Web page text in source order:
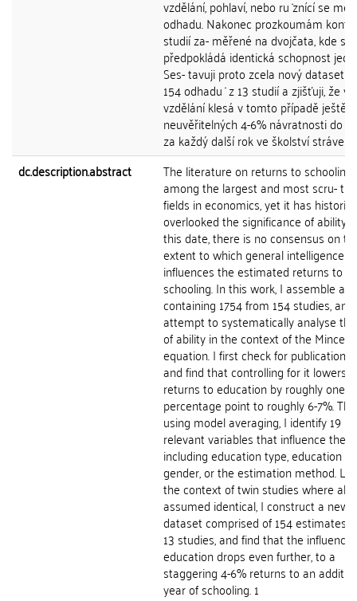
vzdělání, pohlaví, nebo ru ̇znící se
odhadu. Nakonec prozkoumám
studií za- měřené na dvojčata, kde se
předpokládá identická schopnost
Ses- tavuji proto zcela nový dataset
154 odhadu ̇ z 13 studií a zjišťuji, že
vzdělání klesá v tomto případě ještě
neuvěřitelných 4-6% návratnosti do
za každý další rok ve školství
dc.description.abstract
The literature on returns to schooling
among the largest and most scru-
fields in economics, yet it has
overlooked the significance of ability
this date, there is no consensus on
extent to which general intelligence
influences the estimated returns to
schooling. In this work, I assemble a
containing 1754 from 154 studies, and
attempt to systematically analyse
of ability in the context of the Mincer
equation. I first check for publication
and find that controlling for it lowers
returns to education by roughly one
percentage point to roughly 6-7%.
using model averaging, I identify 19
relevant variables that influence the
including education type, education
gender, or the estimation method.
the context of twin studies where
assumed identical, I construct a new
dataset comprised of 154 estimates
13 studies, and find that the influence
education drops even further, to a
staggering 4-6% returns to an
year of schooling. 1